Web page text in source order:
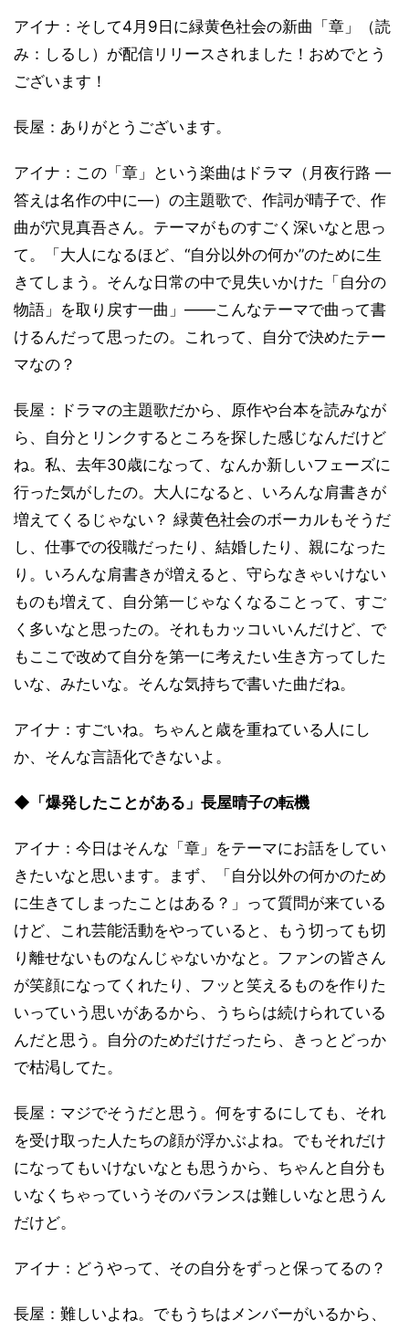
アイナ：そして4月9日に緑黄色社会の新曲「章」（読
み：しるし）が配信リリースされました！おめでとう
ございます！
長屋：ありがとうございます。
アイナ：この「章」という楽曲はドラマ（月夜行路 ―
答えは名作の中に―）の主題歌で、作詞が晴子で、作
曲が穴見真吾さん。テーマがものすごく深いなと思っ
て。「大人になるほど、“自分以外の何か”のために生
きてしまう。そんな日常の中で見失いかけた「自分の
物語」を取り戻す一曲」――こんなテーマで曲って書
けるんだって思ったの。これって、自分で決めたテー
マなの？
長屋：ドラマの主題歌だから、原作や台本を読みなが
ら、自分とリンクするところを探した感じなんだけど
ね。私、去年30歳になって、なんか新しいフェーズに
行った気がしたの。大人になると、いろんな肩書きが
増えてくるじゃない？ 緑黄色社会のボーカルもそうだ
し、仕事での役職だったり、結婚したり、親になった
り。いろんな肩書きが増えると、守らなきゃいけない
ものも増えて、自分第一じゃなくなることって、すご
く多いなと思ったの。それもカッコいいんだけど、で
もここで改めて自分を第一に考えたい生き方ってした
いな、みたいな。そんな気持ちで書いた曲だね。
アイナ：すごいね。ちゃんと歳を重ねている人にし
か、そんな言語化できないよ。
◆「爆発したことがある」長屋晴子の転機
アイナ：今日はそんな「章」をテーマにお話をしてい
きたいなと思います。まず、「自分以外の何かのため
に生きてしまったことはある？」って質問が来ている
けど、これ芸能活動をやっていると、もう切っても切
り離せないものなんじゃないかなと。ファンの皆さん
が笑顔になってくれたり、フッと笑えるものを作りた
いっていう思いがあるから、うちらは続けられている
んだと思う。自分のためだけだったら、きっとどっか
で枯渇してた。
長屋：マジでそうだと思う。何をするにしても、それ
を受け取った人たちの顔が浮かぶよね。でもそれだけ
になってもいけないなとも思うから、ちゃんと自分も
いなくちゃっていうそのバランスは難しいなと思うん
だけど。
アイナ：どうやって、その自分をずっと保ってるの？
長屋：難しいよね。でもうちはメンバーがいるから、